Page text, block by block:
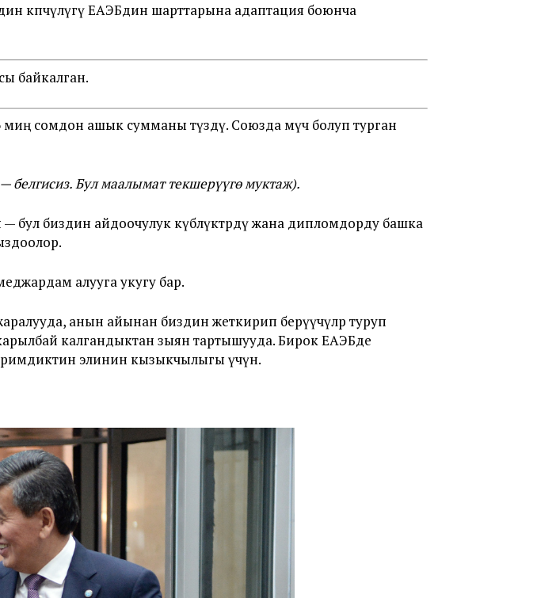
көпчүлүгү ЕАЭБдин шарттарына адаптация боюнча
байкалган.
миң сомдон ашык сумманы түздү. Союзда мүчө болуп турган
Бул маалымат текшерүүгө муктаж).
биздин айдоочулук күбөлүктөрдү жана дипломдорду башка
алууга укугу бар.
анын айынан биздин жеткирип берүүчүлөр туруп
калгандыктан зыян тартышууда. Бирок ЕАЭБде
элинин кызыкчылыгы үчүн.